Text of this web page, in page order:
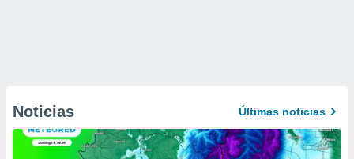
Noticias Últimas noticias